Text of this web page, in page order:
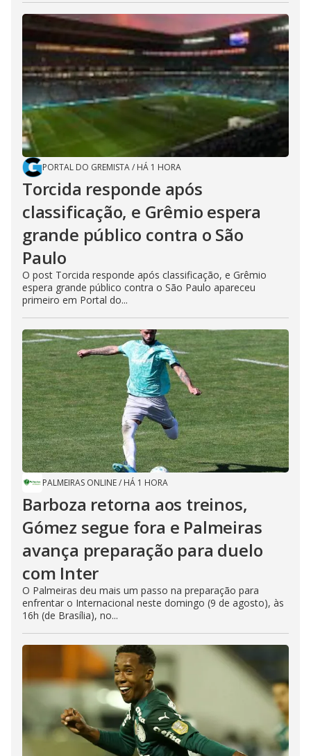
PORTAL DO GREMISTA/ HÁ 1 HORA
Torcida responde após
classificação, e Grêmio espera
grande público contra o São
Paulo
O post Torcida responde após classificação, e Grêmio
espera grande público contra o São Paulo apareceu
primeiro em Portal do...
PALMEIRAS ONLINE/ HÁ 1 HORA
Barboza retorna aos treinos,
Gómez segue fora e Palmeiras
avança preparação para duelo
com Inter
O Palmeiras deu mais um passo na preparação para
enfrentar o Internacional neste domingo (9 de agosto), às
16h (de Brasília), no...